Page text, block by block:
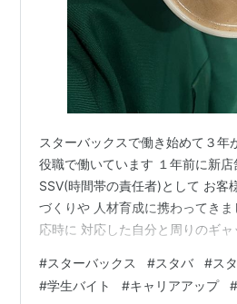
スターバックスで働き始めて３年
役職で働いています １年前に新
SSV(時間帯の責任者)として お客
づくりや 人材育成に携わってき
応時に 対応した自分と周りのギャ
て 現場とマネジメントのギャップ
はどんな上司であるべきなのか 考
#スターバックス #スタバ #ス
#学生バイト #キャリアアップ #